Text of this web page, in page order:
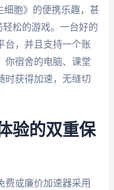
细胞》的便携乐趣，甚
松的游戏。一台好的
台，并且支持一个账
你宿舍的电脑、课堂
时获得加速，无缝切
验的双重保
费或廉价加速器采用